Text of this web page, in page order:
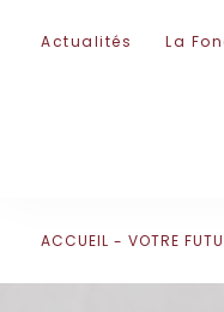
Actualités La
ACCUEIL VOTRE